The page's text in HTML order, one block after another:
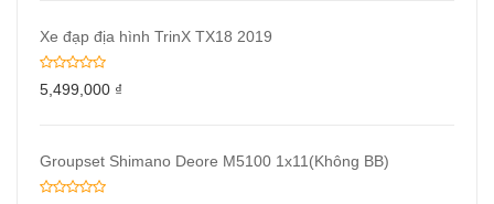
Xe đạp địa hình TrinX TX18 2019
5,499,000 ₫
Groupset Shimano Deore M5100 1x11(Không BB)